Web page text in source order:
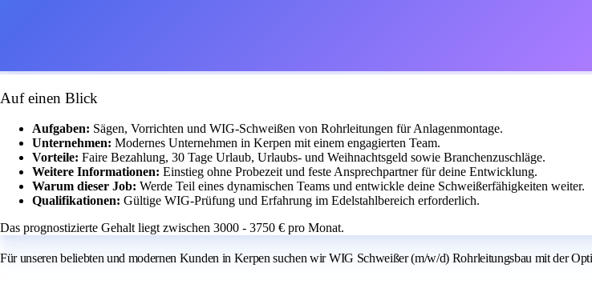
Auf einen Blick
Aufgaben: Sägen, Vorrichten und WIG-Schweißen von Rohrleitungen für Anlagenmontage.
Unternehmen: Modernes Unternehmen in Kerpen mit einem engagierten Team.
Vorteile: Faire Bezahlung, 30 Tage Urlaub, Urlaubs- und Weihnachtsgeld sowie Branchenzuschläge.
Weitere Informationen: Einstieg ohne Probezeit und feste Ansprechpartner für deine Entwicklung.
Warum dieser Job: Werde Teil eines dynamischen Teams und entwickle deine Schweißerfähigkeiten weiter.
Qualifikationen: Gültige WIG-Prüfung und Erfahrung im Edelstahlbereich erforderlich.
Das prognostizierte Gehalt liegt zwischen 3000 - 3750 € pro Monat.
Für unseren beliebten und modernen Kunden in Kerpen suchen wir WIG Schweißer (m/w/d) Rohrleitungsbau mit der